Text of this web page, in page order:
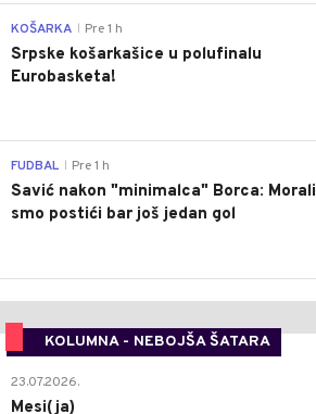
KOŠARKA Pre 1 h
Srpske košarkašice u polufinalu
Eurobasketa!
FUDBAL Pre 1 h
Savić nakon "minimalca" Borca: Morali
smo postići bar još jedan gol
KOLUMNA - NEBOJŠA ŠATARA
23.07.2026.
Mesi(ja)